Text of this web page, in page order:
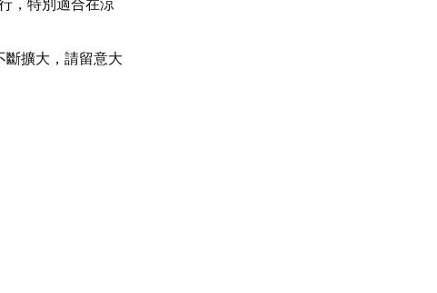
擴大，請留意大